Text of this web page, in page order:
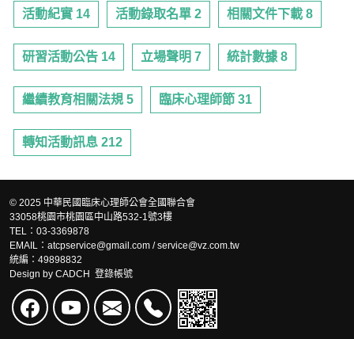
活動紀實 14 活動錄取名單 2 相關文件下載 8
研習活動公告 14 立場聲明 7 統計數據 8
繼續教育相關法規 5 臨床心理師節 31
轉知活動訊息 212
© 2025 中華民國臨床心理師公會全國聯合會
33058桃園市桃園區中山路532-1號3樓
TEL：03-3369878
EMAIL：atcpservice@gmail.com / service@vz.com.tw
統編：49898832
Design by CADCH 登錄帳號